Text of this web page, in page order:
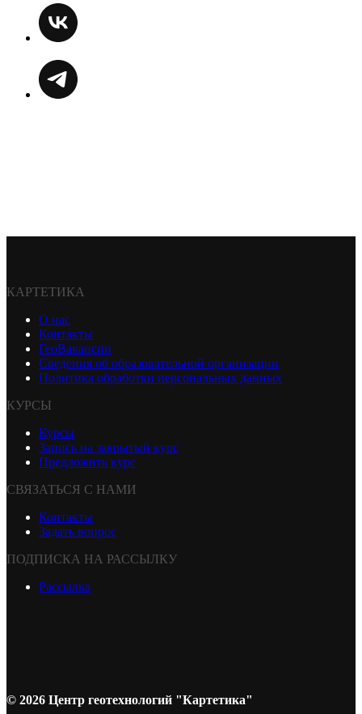
КАРТЕТИКА
О нас
Контакты
ГеоВакансии
Сведения об образовательной организации
Политика обработки персональных данных
КУРСЫ
Курсы
Запись на закрытый курс
Предложить курс
СВЯЗАТЬСЯ С НАМИ
Контакты
Задать вопрос
ПОДПИСКА НА РАССЫЛКУ
Рассылка
© 2026 Центр геотехнологий "Картетика"